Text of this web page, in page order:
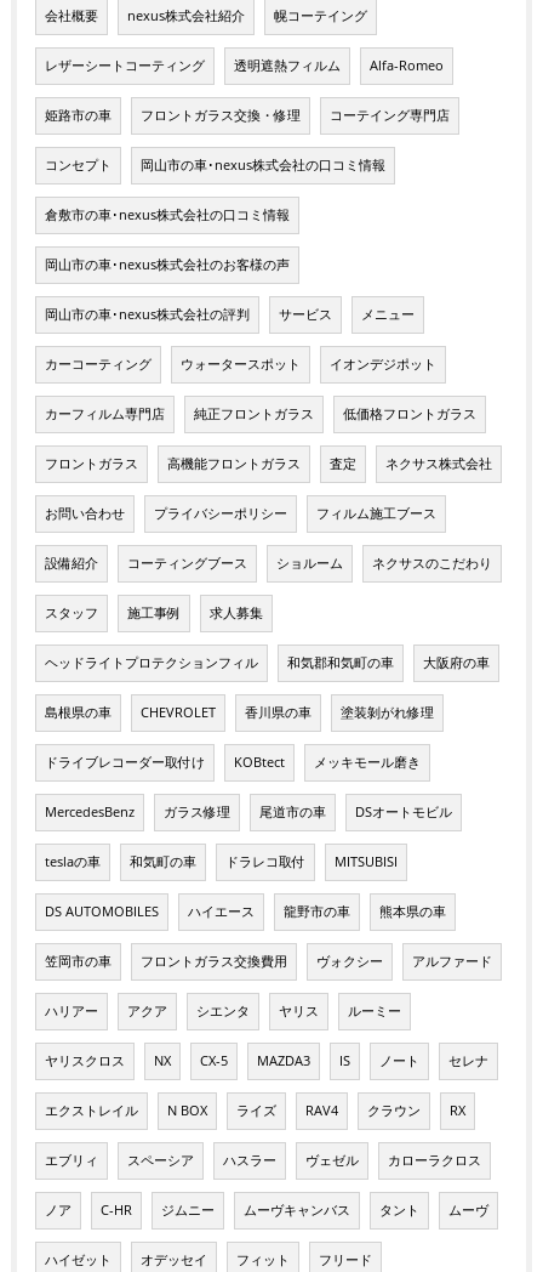
会社概要 nexus株式会社紹介 幌コーテイング
レザーシートコーティング 透明遮熱フィルム Alfa-Romeo
姫路市の車 フロントガラス交換・修理 コーテイング専門店
コンセプト 岡山市の車･nexus株式会社の口コミ情報
倉敷市の車･nexus株式会社の口コミ情報
岡山市の車･nexus株式会社のお客様の声
岡山市の車･nexus株式会社の評判 サービス メニュー
カーコーティング ウォータースポット イオンデジポット
カーフィルム専門店 純正フロントガラス 低価格フロントガラス
フロントガラス 高機能フロントガラス 査定 ネクサス株式会社
お問い合わせ プライバシーポリシー フィルム施工ブース
設備紹介 コーティングブース ショルーム ネクサスのこだわり
スタッフ 施工事例 求人募集
ヘッドライトプロテクションフィル 和気郡和気町の車 大阪府の車
島根県の車 CHEVROLET 香川県の車 塗装剝がれ修理
ドライブレコーダー取付け KOBtect メッキモール磨き
MercedesBenz ガラス修理 尾道市の車 DSオートモビル
teslaの車 和気町の車 ドラレコ取付 MITSUBISI
DS AUTOMOBILES ハイエース 龍野市の車 熊本県の車
笠岡市の車 フロントガラス交換費用 ヴォクシー アルファード
ハリアー アクア シエンタ ヤリス ルーミー
ヤリスクロス NX CX-5 MAZDA3 IS ノート セレナ
エクストレイル N BOX ライズ RAV4 クラウン RX
エブリィ スペーシア ハスラー ヴェゼル カローラクロス
ノア C-HR ジムニー ムーヴキャンバス タント ムーヴ
ハイゼット オデッセイ フィット フリード